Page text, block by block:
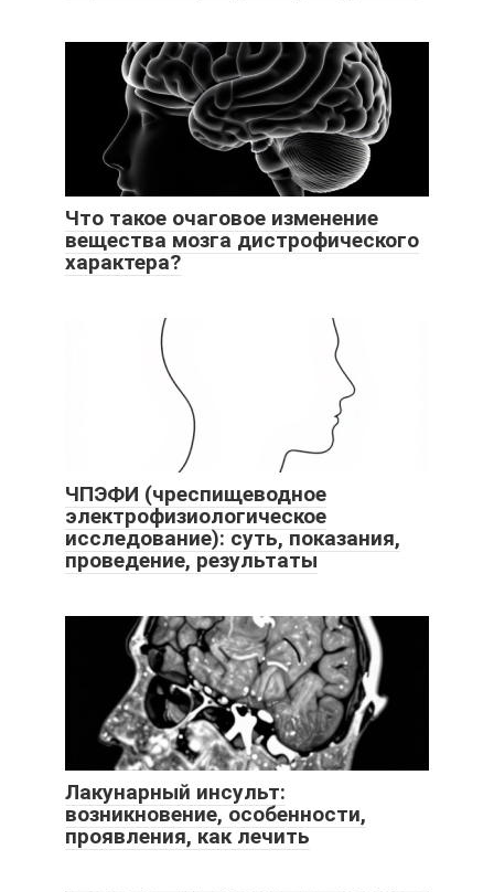
Что такое очаговое изменение
вещества мозга дистрофического
характера?
ЧПЭФИ (чреспищеводное
электрофизиологическое
исследование): суть, показания,
проведение, результаты
Лакунарный инсульт:
возникновение, особенности,
проявления, как лечить